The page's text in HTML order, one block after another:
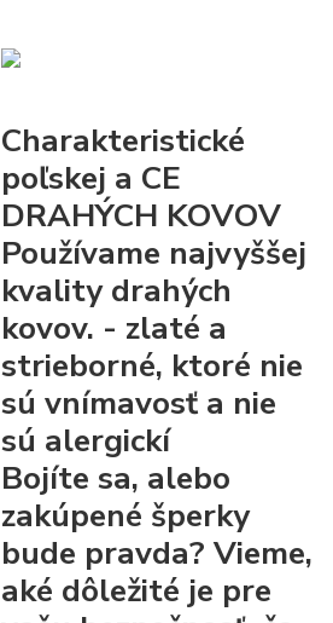
Charakteristické
poľskej a CE
DRAHÝCH KOVOV
Používame najvyššej
kvality drahých
kovov. - zlaté a
strieborné, ktoré nie
sú vnímavosť a nie
sú alergickí
Bojíte sa, alebo
zakúpené šperky
bude pravda? Vieme,
aké dôležité je pre